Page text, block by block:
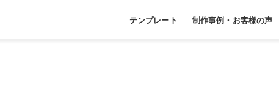
テンプレート 制作事例・お客様の声